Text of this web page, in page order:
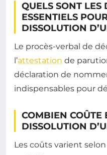
QUELS SONT LES
ESSENTIELS
DISSOLUTION
Le procès-verbal de
l’attestation de
déclaration de
indispensables pour
COMBIEN COÛTE
DISSOLUTION
Les coûts varient